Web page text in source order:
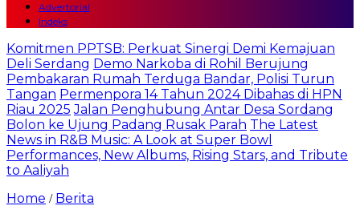
Advertorial
Indeks
Komitmen PPTSB: Perkuat Sinergi Demi Kemajuan
Deli Serdang Demo Narkoba di Rohil Berujung
Pembakaran Rumah Terduga Bandar, Polisi Turun
Tangan Permenpora 14 Tahun 2024 Dibahas di HPN
Riau 2025 Jalan Penghubung Antar Desa Sordang
Bolon ke Ujung Padang Rusak Parah The Latest
News in R&B Music: A Look at Super Bowl
Performances, New Albums, Rising Stars, and Tribute
to Aaliyah
Home / Berita